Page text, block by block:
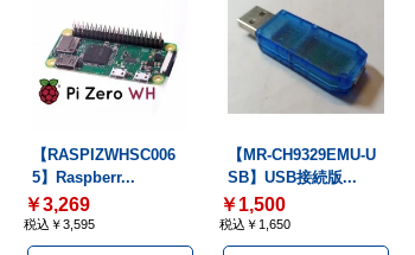
【RASPIZWHSC006
5】Raspberr...
￥3,269
税込￥3,595
【MR-CH9329EMU-U
SB】USB接続版...
￥1,500
税込￥1,650